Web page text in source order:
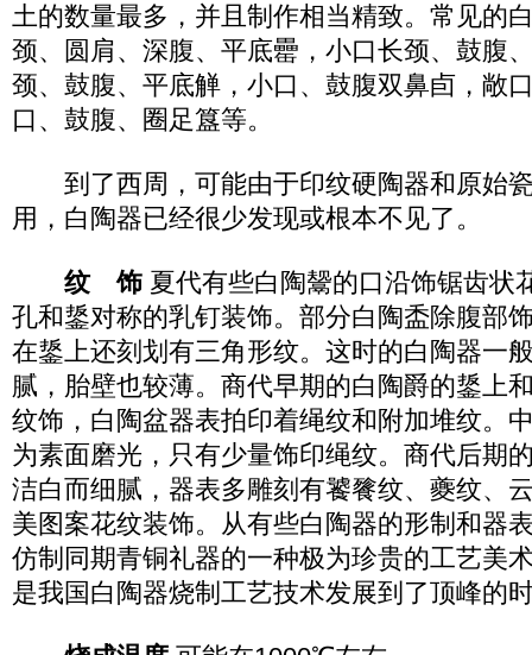
土的数量最多，并且制作相当精致。常见的
颈、圆肩、深腹、平底罍，小口长颈、鼓腹
颈、鼓腹、平底觯，小口、鼓腹双鼻卣，敞
口、鼓腹、圈足簋等。
到了西周，可能由于印纹硬陶器和原始
用，白陶器已经很少发现或根本不见了。
纹 饰 夏代有些白陶鬶的口沿饰锯齿状
孔和鋬对称的乳钉装饰。部分白陶盉除腹部
在鋬上还刻划有三角形纹。这时的白陶器一
腻，胎壁也较薄。商代早期的白陶爵的鋬上
纹饰，白陶盆器表拍印着绳纹和附加堆纹。
为素面磨光，只有少量饰印绳纹。商代后期
洁白而细腻，器表多雕刻有饕餮纹、夔纹、
美图案花纹装饰。从有些白陶器的形制和器
仿制同期青铜礼器的一种极为珍贵的工艺美
是我国白陶器烧制工艺技术发展到了顶峰的